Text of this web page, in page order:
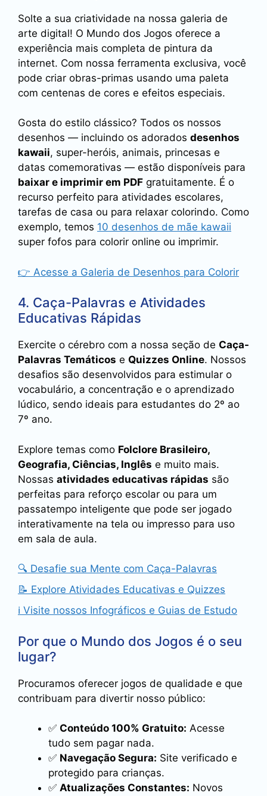
Solte a sua criatividade na nossa galeria de
arte digital! O Mundo dos Jogos oferece a
experiência mais completa de pintura da
internet. Com nossa ferramenta exclusiva, você
pode criar obras-primas usando uma paleta
com centenas de cores e efeitos especiais.
Gosta do estilo clássico? Todos os nossos
desenhos — incluindo os adorados desenhos
kawaii, super-heróis, animais, princesas e
datas comemorativas — estão disponíveis para
baixar e imprimir em PDF gratuitamente. É o
recurso perfeito para atividades escolares,
tarefas de casa ou para relaxar colorindo. Como
exemplo, temos 10 desenhos de mãe kawaii
super fofos para colorir online ou imprimir.
👉 Acesse a Galeria de Desenhos para Colorir
4. Caça-Palavras e Atividades
Educativas Rápidas
Exercite o cérebro com a nossa seção de Caça-
Palavras Temáticos e Quizzes Online. Nossos
desafios são desenvolvidos para estimular o
vocabulário, a concentração e o aprendizado
lúdico, sendo ideais para estudantes do 2º ao
7º ano.
Explore temas como Folclore Brasileiro,
Geografia, Ciências, Inglês e muito mais.
Nossas atividades educativas rápidas são
perfeitas para reforço escolar ou para um
passatempo inteligente que pode ser jogado
interativamente na tela ou impresso para uso
em sala de aula.
🔍 Desafie sua Mente com Caça-Palavras
📝 Explore Atividades Educativas e Quizzes
ℹ️ Visite nossos Infográficos e Guias de Estudo
Por que o Mundo dos Jogos é o seu
lugar?
Procuramos oferecer jogos de qualidade e que
contribuam para divertir nosso público:
✅ Conteúdo 100% Gratuito: Acesse
tudo sem pagar nada.
✅ Navegação Segura: Site verificado e
protegido para crianças.
✅ Atualizações Constantes: Novos